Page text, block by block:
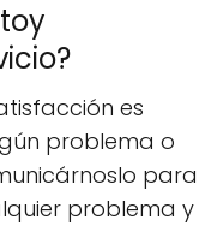
es
problema o
para
problema y